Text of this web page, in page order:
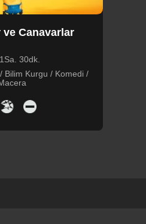
Canavarlar
1Sa. 30dk.
Bilim Kurgu / Komedi /